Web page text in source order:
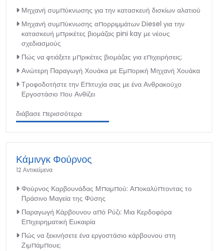
Μηχανή συμπύκνωσης για την κατασκευή δισκίων αλατιού
Μηχανή συμπύκνωσης απορριμμάτων Diesel για την
κατασκευή μπρικέτες βιομάζας pini kay με νέους
σχεδιασμούς
Πώς να φτιάξετε μπρικέτες βιομάζας για επιχειρήσεις;
Ανώτερη Παραγωγή Χουάκα με Εμπορική Μηχανή Χουάκα
Τροφοδοτήστε την Επιτυχία σας με ένα Ανθρακούχο
Εργοστάσιο που Ανθίζει
διάβασε περισσότερα
Κάμινγκ Φούρνος
12 Αντικείμενα
Φούρνος Καρβουνάδας Μπαμπού: Αποκαλύπτοντας το
Πράσινο Μαγεία της Φύσης
Παραγωγή Κάρβουνου από Ρύζι: Μια Κερδοφόρα
Επιχειρηματική Ευκαιρία
Πώς να ξεκινήσετε ένα εργοστάσιο κάρβουνου στη
Ζιμπάμπουε;